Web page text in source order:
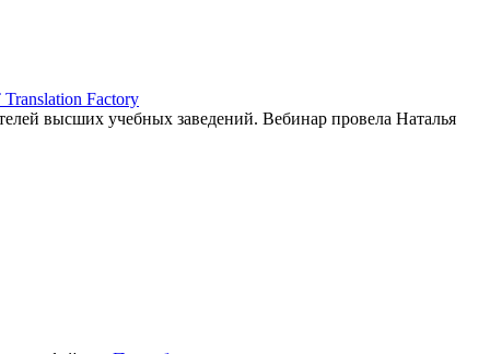
Factory
высших учебных заведений. Вебинар провела Наталья